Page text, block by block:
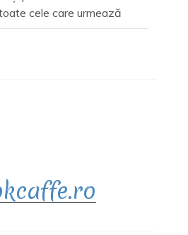
cele care urmează